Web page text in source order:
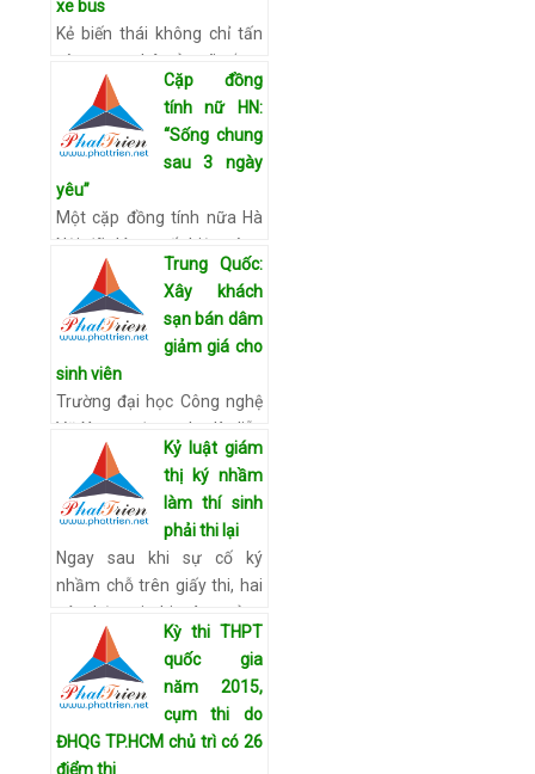
chi tiết
xe bus
Kẻ biến thái không chỉ tấn
công nạn nhân ở ngõ vắng,
đường hẹp, xe khách… mà
còn xuất hiện trên các
tuyến xe buýt công cộng.
Đáng báo động, hiện nay,…
Xem chi tiết
Cặp đồng
tính nữ HN:
“Sống chung
sau 3 ngày
yêu”
Một cặp đồng tính nữa Hà
Nội đã dám xuất hiện công
khai để chia sẻ về tình... Lê
Minh Trang và Jin đều sinh
năm 1989, là cặp đôi đồng
tính nữ đã yêu … Xem chi
tiết
Trung Quốc:
Xây khách
sạn bán dâm
giảm giá cho
sinh viên
Trường đại học Công nghệ
Vũ Xương được cho là diễn
ra hoạt động mại dâm
trong một khách sạn sang
trọng nằm trong khuôn
viên nhà trường. Tờ Thờ…
Xem chi tiết
Kỷ luật giám
thị ký nhầm
làm thí sinh
phải thi lại
Ngay sau khi sự cố ký
nhầm chỗ trên giấy thi, hai
cán bộ coi thi và trưởng
điểm thi đã bị buộc thôi làm
nhiệm vụ tại điểm thi.
PGS.TS Nguyễn Đức… Xem
Kỳ thi THPT
quốc gia
năm 2015,
cụm thi do
ĐHQG TP.HCM chủ trì có 26
điểm thi